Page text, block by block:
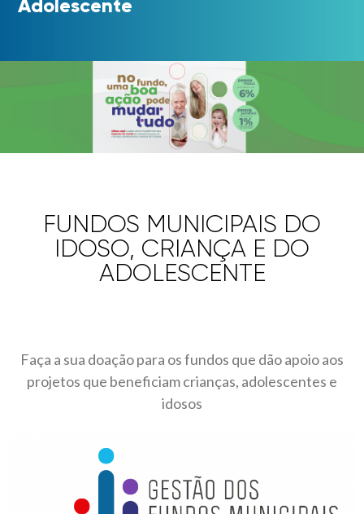
Adolescente
FUNDOS MUNICIPAIS DO
IDOSO, CRIANÇA E DO
ADOLESCENTE
Faça a sua doação para os fundos que dão apoio aos
projetos que beneficiam crianças, adolescentes e
idosos